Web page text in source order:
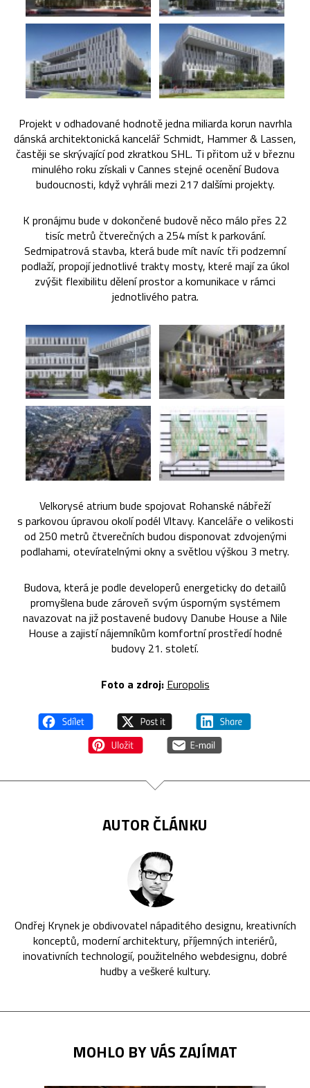
Projekt v odhadované hodnotě jedna miliarda korun navrhla
dánská architektonická kancelář Schmidt, Hammer & Lassen,
častěji se skrývající pod zkratkou SHL. Ti přitom už v březnu
minulého roku získali v Cannes stejné ocenění Budova
budoucnosti, když vyhráli mezi 217 dalšími projekty.
K pronájmu bude v dokončené budově něco málo přes 22
tisíc metrů čtverečných a 254 míst k parkování.
Sedmipatrová stavba, která bude mít navíc tři podzemní
podlaží, propojí jednotlivé trakty mosty, které mají za úkol
zvýšit flexibilitu dělení prostor a komunikace v rámci
jednotlivého patra.
Velkorysé atrium bude spojovat Rohanské nábřeží
s parkovou úpravou okolí podél Vltavy. Kanceláře o velikosti
od 250 metrů čtverečních budou disponovat zdvojenými
podlahami, otevíratelnými okny a světlou výškou 3 metry.
Budova, která je podle developerů energeticky do detailů
promyšlena bude zároveň svým úsporným systémem
navazovat na již postavené budovy Danube House a Nile
House a zajistí nájemníkům komfortní prostředí hodné
budovy 21. století.
Foto a zdroj: Europolis
AUTOR ČLÁNKU
Ondřej Krynek je obdivovatel nápaditého designu, kreativních
konceptů, moderní architektury, příjemných interiérů,
inovativních technologií, použitelného webdesignu, dobré
hudby a veškeré kultury.
MOHLO BY VÁS ZAJÍMAT